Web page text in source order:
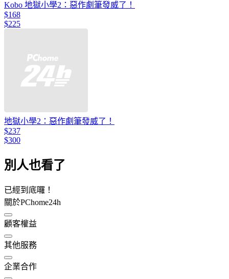
Kobo 地獄小學2：惡作劇筆發威了！
$168
$225
地獄小學2：惡作劇筆發威了！
$237
$300
別人也看了
已經到底囉！
關於PChome24h
顧客權益
其他服務
企業合作